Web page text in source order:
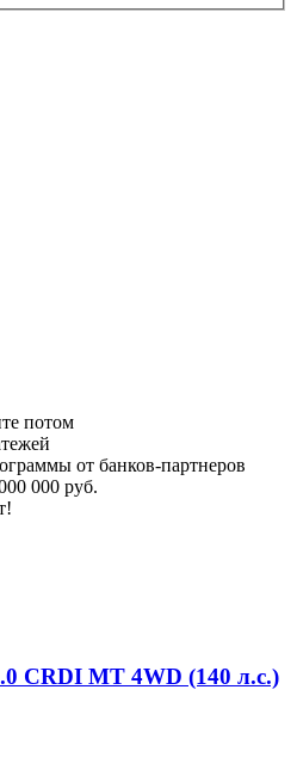
потом
от банков-партнеров
000 руб.
CRDI MT 4WD (140 л.с.)